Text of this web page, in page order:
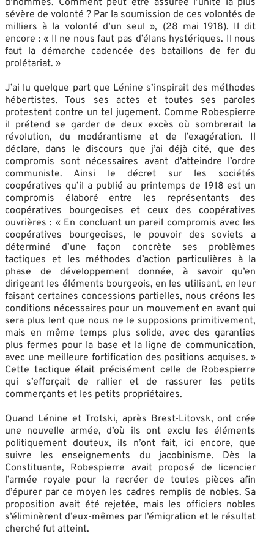
sévère de volonté ? Par la soumission de ces volontés de
milliers à la volonté d’un seul », (28 mai 1918). Il dit
encore : « Il ne nous faut pas d’élans hystériques. Il nous
faut la démarche cadencée des bataillons de fer du
prolétariat. »
J’ai lu quelque part que Lénine s’inspirait des méthodes
hébertistes. Tous ses actes et toutes ses paroles
protestent contre un tel jugement. Comme Robespierre
il prétend se garder de deux excès où sombrerait la
révolution, du modérantisme et de l’exagération. Il
déclare, dans le discours que j’ai déjà cité, que des
compromis sont nécessaires avant d’atteindre l’ordre
communiste. Ainsi le décret sur les sociétés
coopératives qu’il a publié au printemps de 1918 est un
compromis élaboré entre les représentants des
coopératives bourgeoises et ceux des coopératives
ouvrières : « En concluant un pareil compromis avec les
coopératives bourgeoises, le pouvoir des soviets a
déterminé d’une façon concrète ses problèmes
tactiques et les méthodes d’action particulières à la
phase de développement donnée, à savoir qu’en
dirigeant les éléments bourgeois, en les utilisant, en leur
faisant certaines concessions partielles, nous créons les
conditions nécessaires pour un mouvement en avant qui
sera plus lent que nous ne le supposions primitivement,
mais en même temps plus solide, avec des garanties
plus fermes pour la base et la ligne de communication,
avec une meilleure fortification des positions acquises. »
Cette tactique était précisément celle de Robespierre
qui s’efforçait de rallier et de rassurer les petits
commerçants et les petits propriétaires.
Quand Lénine et Trotski, après Brest-Litovsk, ont crée
une nouvelle armée, d’où ils ont exclu les éléments
politiquement douteux, ils n’ont fait, ici encore, que
suivre les enseignements du jacobinisme. Dès la
Constituante, Robespierre avait proposé de licencier
l’armée royale pour la recréer de toutes pièces afin
d’épurer par ce moyen les cadres remplis de nobles. Sa
proposition avait été rejetée, mais les officiers nobles
s’éliminèrent d’eux-mêmes par l’émigration et le résultat
cherché fut atteint.